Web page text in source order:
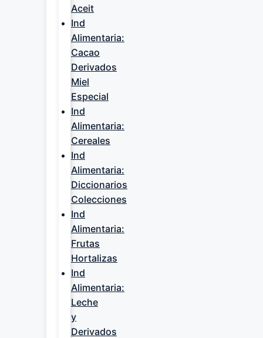
Aceit
Ind
Alimentaria:
Cacao
Derivados
Miel
Especial
Ind
Alimentaria:
Cereales
Ind
Alimentaria:
Diccionarios
Colecciones
Ind
Alimentaria:
Frutas
Hortalizas
Ind
Alimentaria:
Leche
y
Derivados